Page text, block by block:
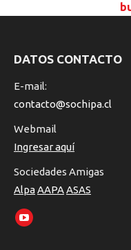
DATOS CONTACTO
E-mail:
contacto@sochipa.cl
Webmail
Ingresar aquí
Sociedades Amigas
AlpaAAPAASAS
Encuéntranos en:
YouTube